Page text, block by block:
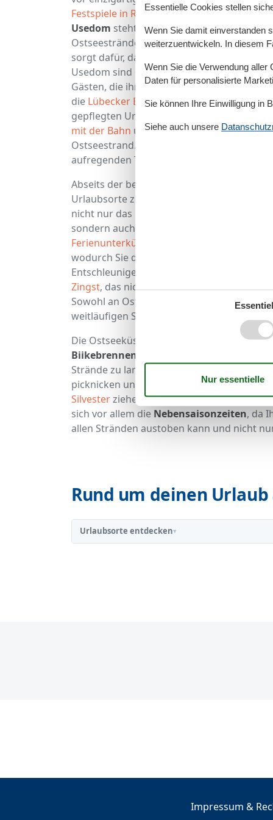
Festspiele in Ralswiekerfreuen nicht nur
Usedom steht dem in nichts nach. Die
Ostseestränden und eher abgelegenen
sorgt dafür, dass für jeden Urlauber das
Usedom sind diehistorischen Seebrücken
Gästen, die ihren Ostsee Urlaub in
die Lübecker Bucht großer Beliebtheit. Der
gepflegten Urlaubsorten, sondern auch
mit der Bahn und der großen
Ostseestrand. Der
aufregenden Tagesausflug an.
Abseits der bekanntesten touristischen
Urlaubsorte zu einem erholsamen
nicht nur das Meeresrauschen beim Lesen
sondern auch die kulinarischen
Ferienunterkünfte in Kühlungsborn
wodurch Sie quasi
Entschleunigen können Sie auch
Zingst, das nicht nur Urlauber, sondern
Sowohl an Ostsee, als auch am Saaler
weitläufigen Stränden auch allerlei
Die Ostseeküste ist
zu jeder Jahreszeit
Biikebrennen
Strände zu langen Spaziergängen
picknicken und im Meer plantschen. Zeiten
Silvesterziehen immer mehr Menschen an
sich vor allem die Nebensaisonzeiten, da
allen Stränden austoben kann und nicht
Rund um deinen
Urlaubsorte entdecken▾
Impressum &
Essentielle Cookies stellen
Wenn Sie damit einverstanden
weiterzuentwickeln. In diesem
Wenn Sie die Verwendung
Daten für personalisierte
Sie können Ihre Einwilligung in
Siehe auch unsere